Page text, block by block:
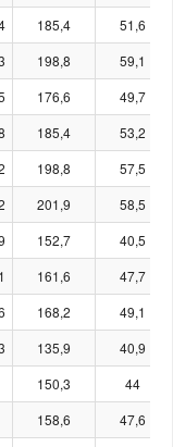
185,4
51,6
198,8
59,1
176,6
49,7
185,4
53,2
198,8
57,5
201,9
58,5
152,7
40,5
161,6
47,7
168,2
49,1
135,9
40,9
150,3
44
158,6
47,6